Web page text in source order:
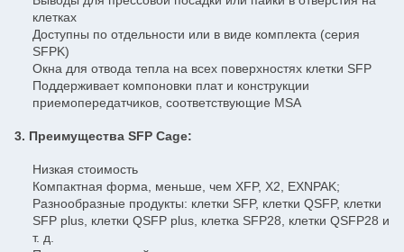
клетках
Доступны по отдельности или в виде комплекта (серия
SFPK)
Окна для отвода тепла на всех поверхностях клетки SFP
Поддерживает компоновки плат и конструкции
приемопередатчиков, соответствующие MSA
3. Преимущества SFP Cage:
Низкая стоимость
Компактная форма, меньше, чем XFP, X2, EXNPAK;
Разнообразные продукты: клетки SFP, клетки QSFP, клетки
SFP plus, клетки QSFP plus, клетка SFP28, клетки QSFP28 и
т. д.